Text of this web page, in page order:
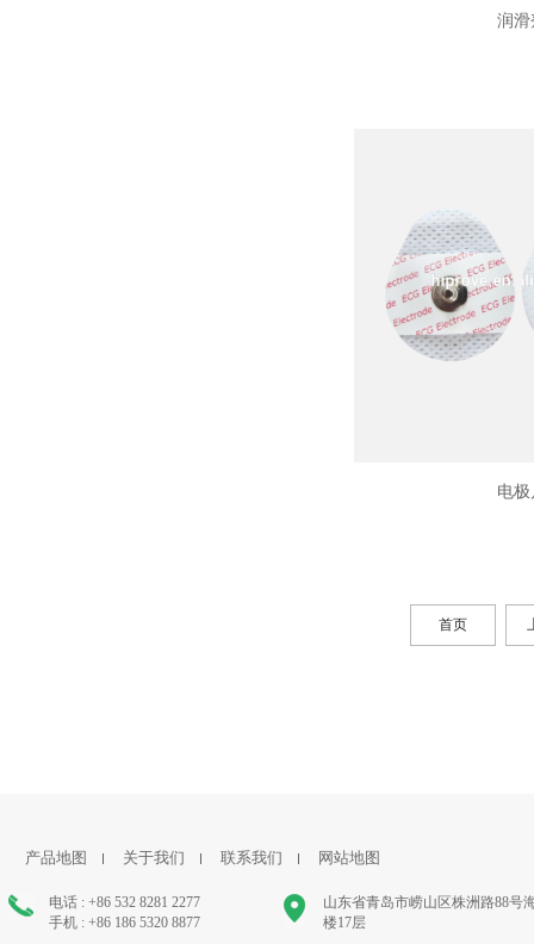
润滑
电极
首页
产品地图 关于我们 联系我们 网站地图
电话 : +86 532 8281 2277
手机 : +86 186 5320 8877
山东省青岛市崂山区株洲路88号
楼17层